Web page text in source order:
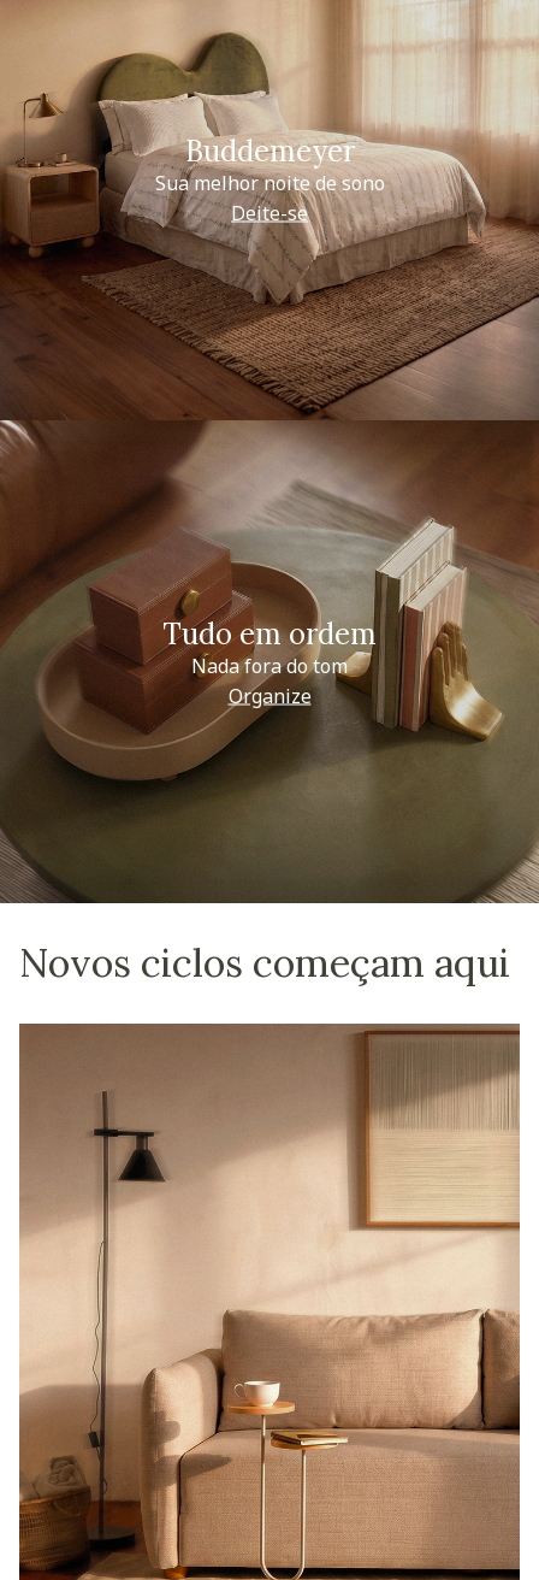
Buddemeyer
Sua melhor noite de sono
Deite-se
Tudo em ordem
Nada fora do tom
Organize
Novos ciclos começam aqui